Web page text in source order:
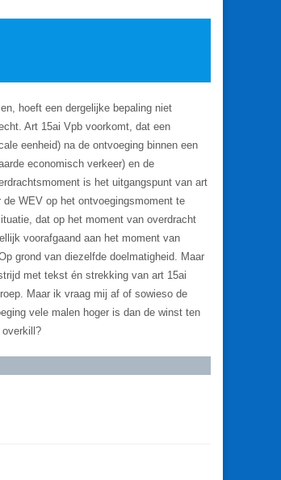
hoeft een dergelijke bepaling niet
Art 15ai Vpb voorkomt, dat een
eenheid) na de ontvoeging binnen een
economisch verkeer) en de
is het uitgangspunt van art
WEV op het ontvoegingsmoment te
dat op het moment van overdracht
voorafgaand aan het moment van
grond van diezelfde doelmatigheid. Maar
met tekst én strekking van art 15ai
Maar ik vraag mij af of sowieso de
vele malen hoger is dan de winst ten
overkill?